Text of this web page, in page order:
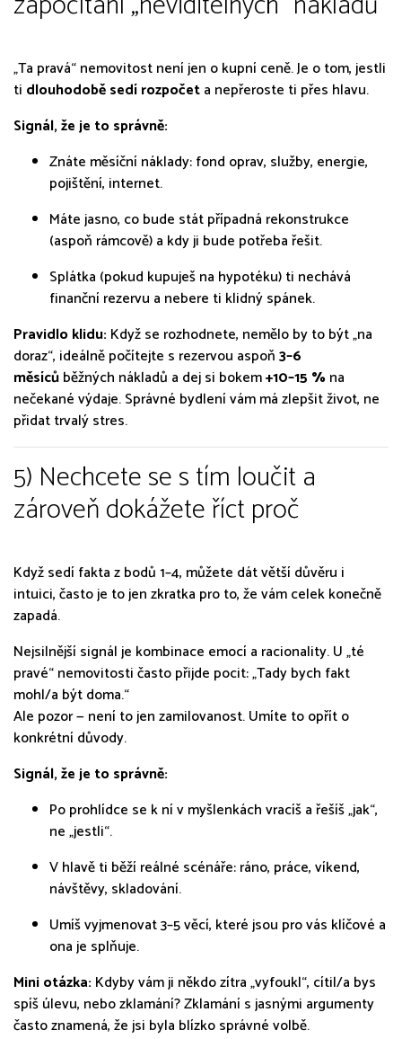
„Ta pravá“ nemovitost není jen o kupní ceně. Je o tom, jestli
ti dlouhodobě sedí rozpočeta nepřeroste ti přes hlavu.
Signál, že je to správně:
Znáte měsíční náklady: fond oprav, služby, energie,
pojištění, internet.
Máte jasno, co bude stát případná rekonstrukce
(aspoň rámcově) a kdy ji bude potřeba řešit.
Splátka (pokud kupuješ na hypotéku) ti nechává
finanční rezervu a nebere ti klidný spánek.
Pravidlo klidu: Když se rozhodnete, nemělo by to být „na
doraz“, ideálně počítejte s rezervou aspoň3–6
měsícůběžných nákladů a dej si bokem+10–15 % na
nečekané výdaje. Správné bydlení vám má zlepšit život, ne
přidat trvalý stres.
5) Nechcete se s tím loučit a
zároveň dokážete říct proč
Když sedí fakta z bodů 1–4, můžete dát větší důvěru i
intuici, často je to jen zkratka pro to, že vám celek konečně
zapadá.
Nejsilnější signál je kombinace emocí a racionality. U „té
pravé“ nemovitosti často přijde pocit:„Tady bych fakt
mohl/a být doma.“
Ale pozor — není to jen zamilovanost. Umíte to opřít o
konkrétní důvody.
Signál, že je to správně:
Po prohlídce se k ní v myšlenkách vracíš a řešíš „jak“,
ne „jestli“.
V hlavě ti běží reálné scénáře: ráno, práce, víkend,
návštěvy, skladování.
Umíš vyjmenovat 3–5 věcí, které jsou pro vás klíčové a
ona je splňuje.
Mini otázka: Kdyby vám ji někdo zítra „vyfoukl“, cítil/a bys
spíš úlevu, nebo zklamání? Zklamání s jasnými argumenty
často znamená, že jsi byla blízko správné volbě.